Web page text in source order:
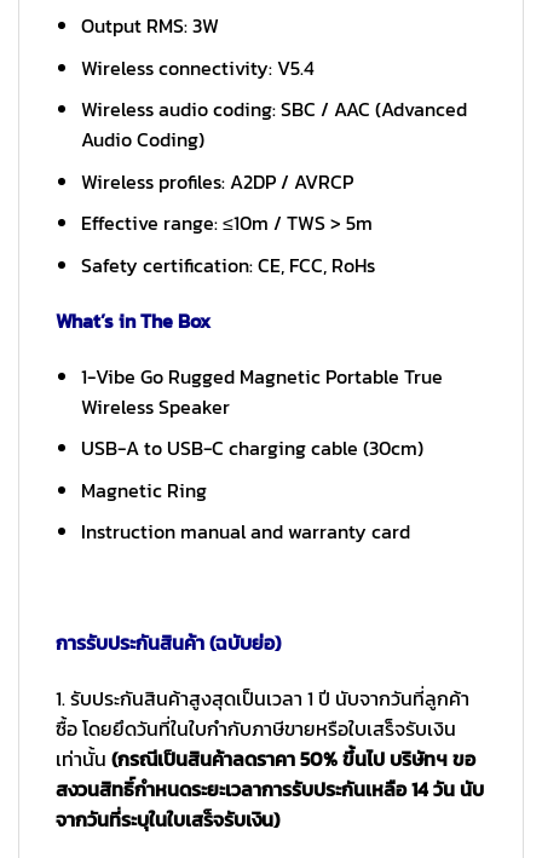
Output RMS: 3W
Wireless connectivity: V5.4
Wireless audio coding: SBC / AAC (Advanced
Audio Coding)
Wireless profiles: A2DP / AVRCP
Effective range: ≤10m / TWS > 5m
Safety certification: CE, FCC, RoHs
What’s in The Box
1-Vibe Go Rugged Magnetic Portable True
Wireless Speaker
USB-A to USB-C charging cable (30cm)
Magnetic Ring
Instruction manual and warranty card
การรับประกันสินค้า (ฉบับย่อ)
1. รับประกันสินค้าสูงสุดเป็นเวลา 1 ปี นับจากวันที่ลูกค้า
ซื้อ โดยยึดวันที่ในใบกำกับภาษีขายหรือใบเสร็จรับเงิน
เท่านั้น (กรณีเป็นสินค้าลดราคา 50% ขึ้นไป บริษัทฯ ขอ
สงวนสิทธิ์กำหนดระยะเวลาการรับประกันเหลือ 14 วัน นับ
จากวันที่ระบุในใบเสร็จรับเงิน)